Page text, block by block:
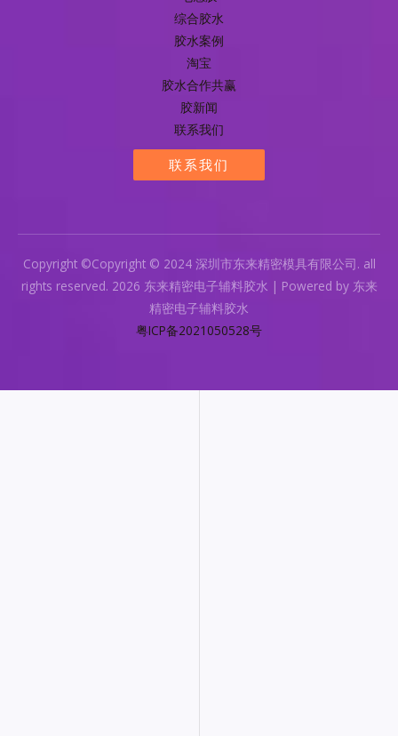
综合胶水
胶水案例
淘宝
胶水合作共赢
胶新闻
联系我们
联系我们
Copyright ©Copyright © 2024 深圳市东来精密模具有限公司. all
rights reserved. 2026 东来精密电子辅料胶水 | Powered by 东来
精密电子辅料胶水
粤ICP备2021050528号